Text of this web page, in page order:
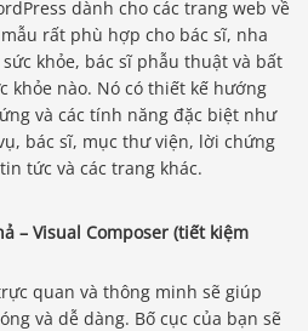
dành cho các trang web về
rất phù hợp cho bác sĩ, nha
khỏe, bác sĩ phẫu thuật và bất
khỏe nào. Nó có thiết kế hướng
và các tính năng đặc biệt như
bác sĩ, mục thư viện, lời chứng
tức và các trang khác.
– Visual Composer (tiết kiệm
quan và thông minh sẽ giúp
và dễ dàng. Bố cục của bạn sẽ